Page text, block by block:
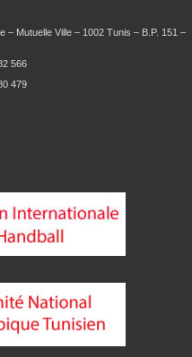
– Mutuelle Ville – 1002 Tunis – B.P. 151 –
566
479